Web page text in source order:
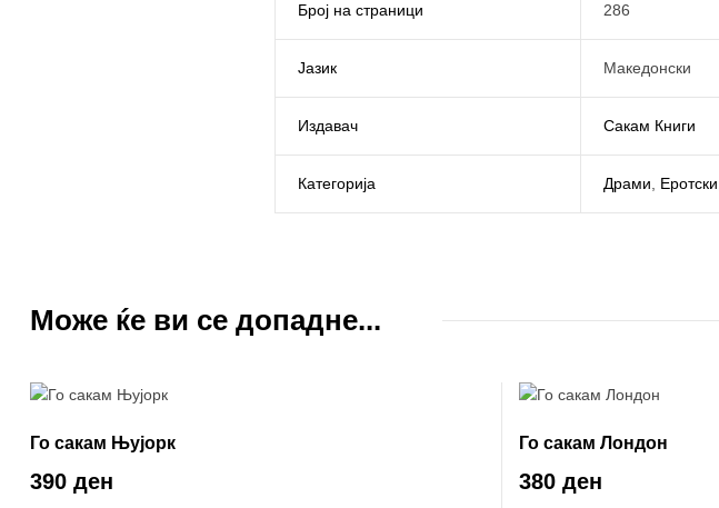
Број на страници 286
Јазик Македонски
Издавач Сакам Книги
Категорија Драми, Еротски
Може ќе ви се допадне...
Го сакам Њујорк
390 ден
Го сакам Лондон
380 ден